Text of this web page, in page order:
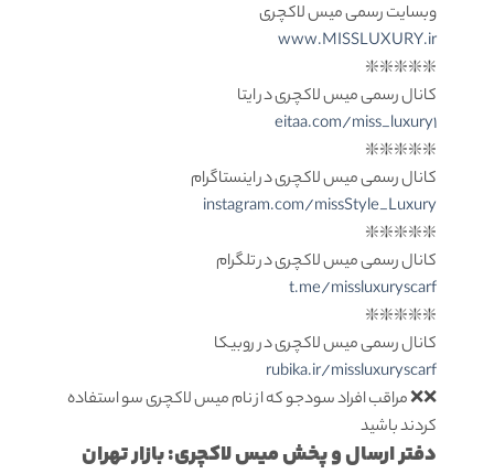
وبسایت رسمی میس لاکچری
www.MISSLUXURY.ir
❇️❇️❇️❇️❇️
کانال رسمی میس لاکچری در ایتا
eitaa.com/miss_luxury1
❇️❇️❇️❇️❇️
کانال رسمی میس لاکچری در اینستاگرام
instagram.com/missStyle_Luxury
❇️❇️❇️❇️❇️
کانال رسمی میس لاکچری در تلگرام
t.me/missluxuryscarf
❇️❇️❇️❇️❇️
کانال رسمی میس لاکچری در روبیکا
rubika.ir/missluxuryscarf
❌❌ مراقب افراد سودجو که از نام میس لاکچری سو استفاده
کردند باشید
دفتر ارسال و پخش میس لاکچری: بازار تهران